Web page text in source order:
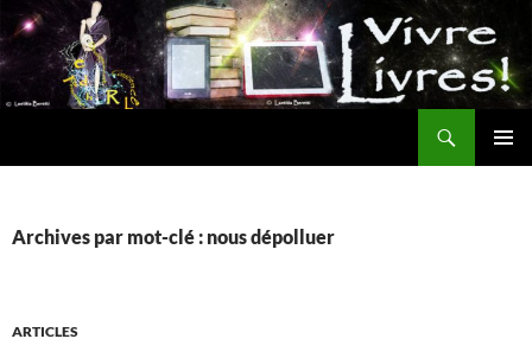
Aller
au
contenu
Archives par mot-clé : nous dépolluer
ARTICLES